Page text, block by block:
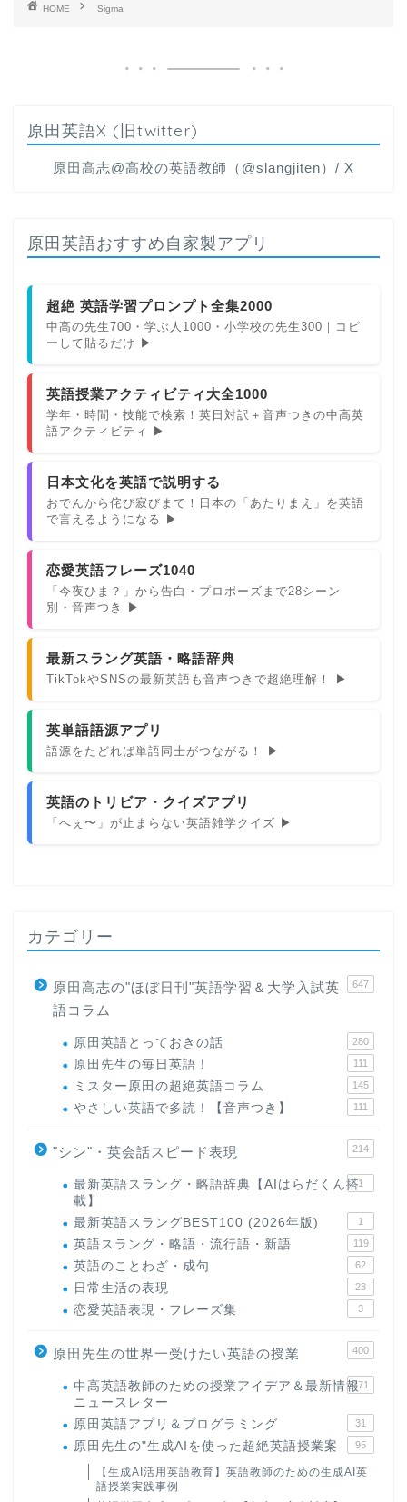
HOME Sigma
原田英語X (旧twitter)
原田高志@高校の英語教師（@slangjiten）/ X
原田英語おすすめ自家製アプリ
超絶 英語学習プロンプト全集2000
中高の先生700・学ぶ人1000・小学校の先生300｜コピ
ーして貼るだけ ▶
英語授業アクティビティ大全1000
学年・時間・技能で検索！英日対訳＋音声つきの中高英
語アクティビティ ▶
日本文化を英語で説明する
おでんから侘び寂びまで！日本の「あたりまえ」を英語
で言えるようになる ▶
恋愛英語フレーズ1040
「今夜ひま？」から告白・プロポーズまで28シーン
別・音声つき ▶
最新スラング英語・略語辞典
TikTokやSNSの最新英語も音声つきで超絶理解！ ▶
英単語語源アプリ
語源をたどれば単語同士がつながる！ ▶
英語のトリビア・クイズアプリ
「へぇ〜」が止まらない英語雑学クイズ ▶
カテゴリー
原田高志の"ほぼ日刊"英語学習＆大学入試英
語コラム
647
原田英語とっておきの話 280
原田先生の毎日英語！ 111
ミスター原田の超絶英語コラム 145
やさしい英語で多読！【音声つき】 111
"シン"・英会話スピード表現 214
最新英語スラング・略語辞典【AIはらだくん搭
載】
1
最新英語スラングBEST100 (2026年版) 1
英語スラング・略語・流行語・新語 119
英語のことわざ・成句 62
日常生活の表現 28
恋愛英語表現・フレーズ集 3
原田先生の世界一受けたい英語の授業 400
中高英語教師のための授業アイデア＆最新情報
ニュースレター
171
原田英語アプリ＆プログラミング 31
原田先生の"生成AIを使った超絶英語授業案 95
【生成AI活用英語教育】英語教師のための生成AI英
語授業実践事例